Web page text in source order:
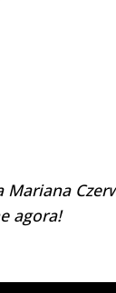
Mariana
agora!